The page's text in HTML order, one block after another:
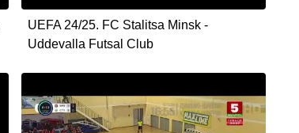
UEFA 24/25. FC Stalitsa Minsk -
Uddevalla Futsal Club